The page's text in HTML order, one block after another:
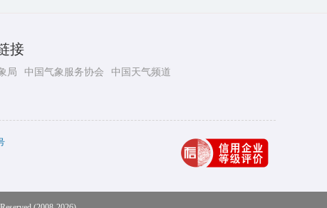
接
局 中国气象服务协会 中国天气频道